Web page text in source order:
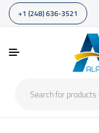
+1 (248) 636-3521